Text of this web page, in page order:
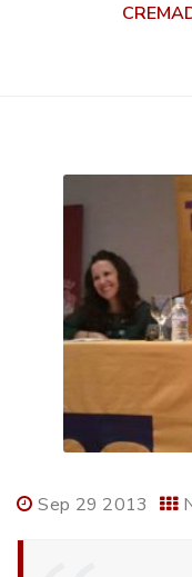
Sep 29 2013